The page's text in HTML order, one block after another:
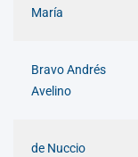
María
Bravo Andrés
Avelino
de Nuccio